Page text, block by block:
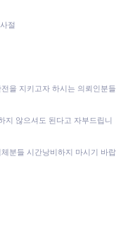
절
을 지키고자 하시는 의뢰인분들
지 않으셔도 된다고 자부드립니
분들 시간낭비하지 마시기 바랍